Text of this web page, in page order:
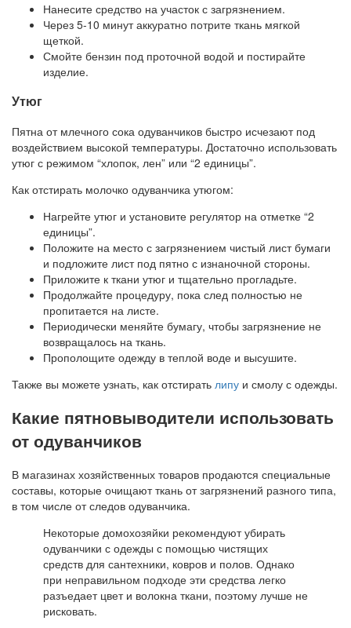
Нанесите средство на участок с загрязнением.
Через 5-10 минут аккуратно потрите ткань мягкой
щеткой.
Смойте бензин под проточной водой и постирайте
изделие.
Утюг
Пятна от млечного сока одуванчиков быстро исчезают под
воздействием высокой температуры. Достаточно использовать
утюг с режимом “хлопок, лен” или “2 единицы”.
Как отстирать молочко одуванчика утюгом:
Нагрейте утюг и установите регулятор на отметке “2
единицы”.
Положите на место с загрязнением чистый лист бумаги
и подложите лист под пятно с изнаночной стороны.
Приложите к ткани утюг и тщательно прогладьте.
Продолжайте процедуру, пока след полностью не
пропитается на листе.
Периодически меняйте бумагу, чтобы загрязнение не
возвращалось на ткань.
Прополощите одежду в теплой воде и высушите.
Также вы можете узнать, как отстирать липу и смолу с одежды.
Какие пятновыводители использовать
от одуванчиков
В магазинах хозяйственных товаров продаются специальные
составы, которые очищают ткань от загрязнений разного типа,
в том числе от следов одуванчика.
Некоторые домохозяйки рекомендуют убирать
одуванчики с одежды с помощью чистящих
средств для сантехники, ковров и полов. Однако
при неправильном подходе эти средства легко
разъедает цвет и волокна ткани, поэтому лучше не
рисковать.